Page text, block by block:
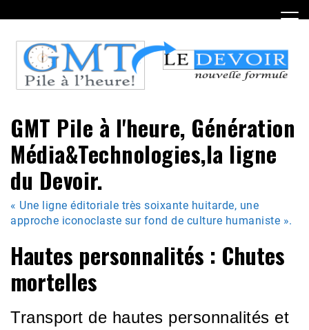
to
content
GMT Pile à l'heure, Génération
Média&Technologies,la ligne
du Devoir.
« Une ligne éditoriale très soixante huitarde, une
approche iconoclaste sur fond de culture humaniste ».
Hautes personnalités : Chutes
mortelles
Transport de hautes personnalités et